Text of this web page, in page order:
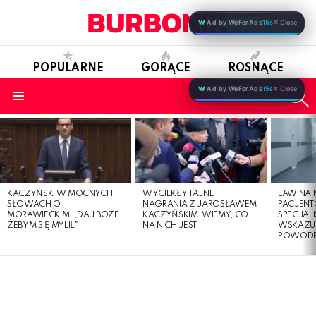
POPULARNE GORĄCE ROSNĄCE
LATEST
KACZYŃSKI W MOCNYCH
SŁOWACH O
MORAWIECKIM. „DAJ BOŻE,
ŻEBYM SIĘ MYLIŁ”
WYCIEKŁY TAJNE
NAGRANIA Z JAROSŁAWEM
KACZYŃSKIM. WIEMY, CO
NA NICH JEST
LAWINA
Ad by WeForAds15s✕ Close
Ad by WeForAds15s✕ Close